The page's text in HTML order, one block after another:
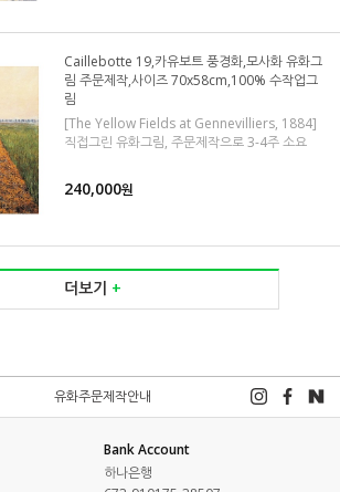
Caillebotte 19,카유보트 풍경화,모사화 유화그
림 주문제작,사이즈 70x58cm,100% 수작업그
림
[The Yellow Fields at Gennevilliers, 1884]
직접그린 유화그림, 주문제작으로 3-4주 소요
240,000원
더보기 +
유화주문제작안내
Bank Account
하나은행